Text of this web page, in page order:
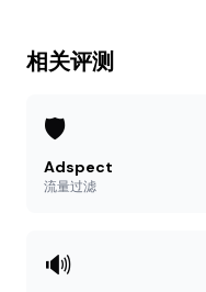
相关评测
🛡️
Adspect
流量过滤
🔊